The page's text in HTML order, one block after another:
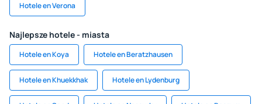
Hotele en Verona
Najlepsze hotele - miasta
Hotele en Koya Hotele en Beratzhausen
Hotele en Khuekkhak Hotele en Lydenburg